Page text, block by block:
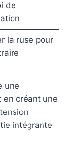
de
la ruse pour
une
créant une
intégrante